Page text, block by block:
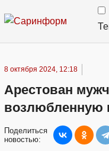
8 октября 2024, 12:18
Арестован
возлюбленную
Поделиться
новостью: